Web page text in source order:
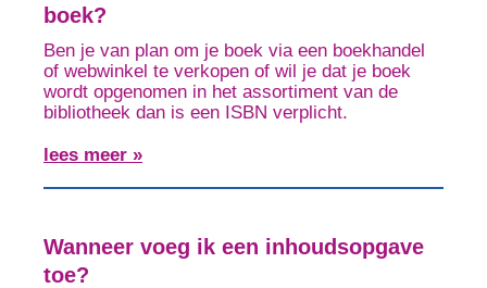
boek?
Ben je van plan om je boek via een boekhandel
of webwinkel te verkopen of wil je dat je boek
wordt opgenomen in het assortiment van de
bibliotheek dan is een ISBN verplicht.
lees meer »
Wanneer voeg ik een inhoudsopgave
toe?